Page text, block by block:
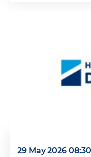
29 May 2026 08:30